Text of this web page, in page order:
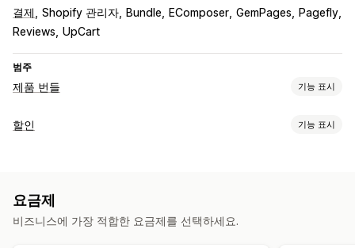
결제 Shopify 관리자 Bundle EComposer GemPages
Pagefly
Reviews UpCart
범주
제품 번들 기능 표시
번들 유형
함께 자주 구매하는 제품
사용자 지정 번들
할인 기능 표시
수량 구분
제품 번들
시간 한정 혜택 상향 판매 할인 교차 판매 할인
요금제
비즈니스에 가장 적합한 요금제를 선택하세요.